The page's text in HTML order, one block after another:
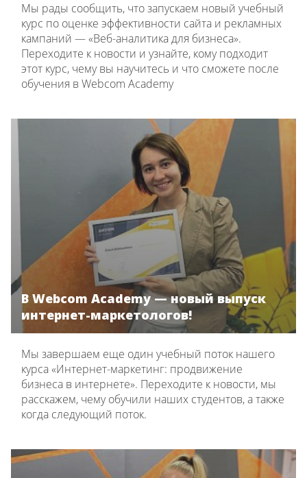
Мы рады сообщить, что запускаем новый учебный
курс по оценке эффективности сайта и рекламных
кампаний — «Веб-аналитика для бизнеса».
Переходите к новости и узнайте, кому подходит
этот курс, чему вы научитесь и что сможете после
обучения в Webcom Academy
В Webcom Academy — новый выпуск
интернет-маркетологов!
Мы завершаем еще один учебный поток нашего
курса «Интернет-маркетинг: продвижение
бизнеса в интернете». Переходите к новости, мы
расскажем, чему обучили наших студентов, а также
когда следующий поток.